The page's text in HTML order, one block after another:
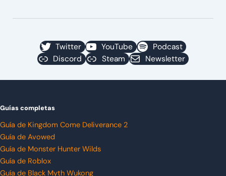
Twitter YouTube
Podcast
Discord
Steam Newsletter
Guías completas
Guía de Kingdom Come Deliverance 2
Guía de Avowed
Guía de Monster Hunter Wilds
Guía de Roblox
Guía de Black Myth Wukong